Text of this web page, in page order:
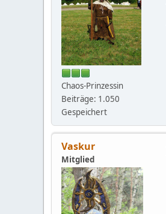
Chaos-Prinzessin
Beiträge: 1.050
Gespeichert
Vaskur
Mitglied